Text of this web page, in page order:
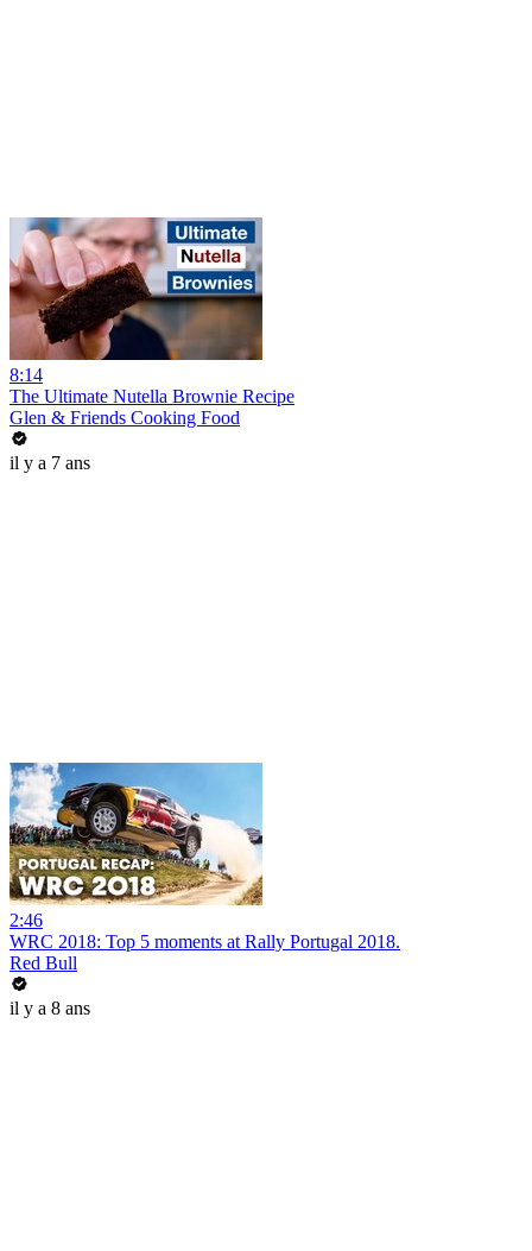
8:14
The Ultimate Nutella Brownie Recipe
Glen & Friends Cooking Food
il y a 7 ans
2:46
WRC 2018: Top 5 moments at Rally Portugal 2018.
Red Bull
il y a 8 ans